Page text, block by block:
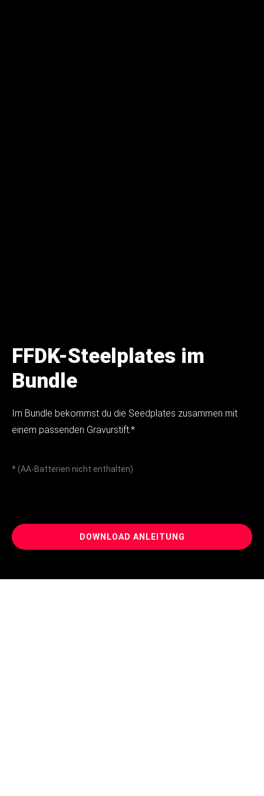
FFDK-Steelplates im
Bundle
Im Bundle bekommst du die Seedplates zusammen mit
einem passenden Gravurstift.*
* (AA-Batterien nicht enthalten)
DOWNLOAD ANLEITUNG